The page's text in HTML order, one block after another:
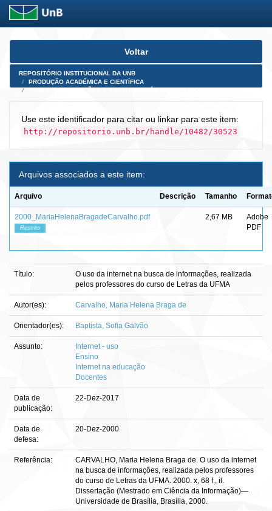
Skip
Voltar
REPOSITÓRIO INSTITUCIONAL DA UNB
PRODUÇÃO ACADÊMICA E CIENTÍFICA
Use este identificador para citar ou linkar para este item:
http://repositorio.unb.br/handle/10482/30523
Arquivos associados a este item:
Arquivo Descrição Tamanho
2000_MariaHelenaBragadeCarvalho.pdf
Restrito
2,67 MB
Adobe
PDF
Título:
O uso da internet na busca de informações, realizada
pelos professores do curso de Letras da UFMA
Autor(es): Carvalho, Maria Helena Braga de
Orientador(es): Baptista, Sofia Galvão
Assunto:
Internet - uso
Ensino
Internet na educação
Docentes
Data de
publicação:
22-Dez-2017
Data de
defesa:
20-Dez-2000
Referência:
CARVALHO, Maria Helena Braga de. O uso da internet
na busca de informações, realizada pelos professores
do curso de Letras da UFMA. 2000. x, 68 f., il.
Dissertação (Mestrado em Ciência da Informação)—
Universidade de Brasília, Brasília, 2000.